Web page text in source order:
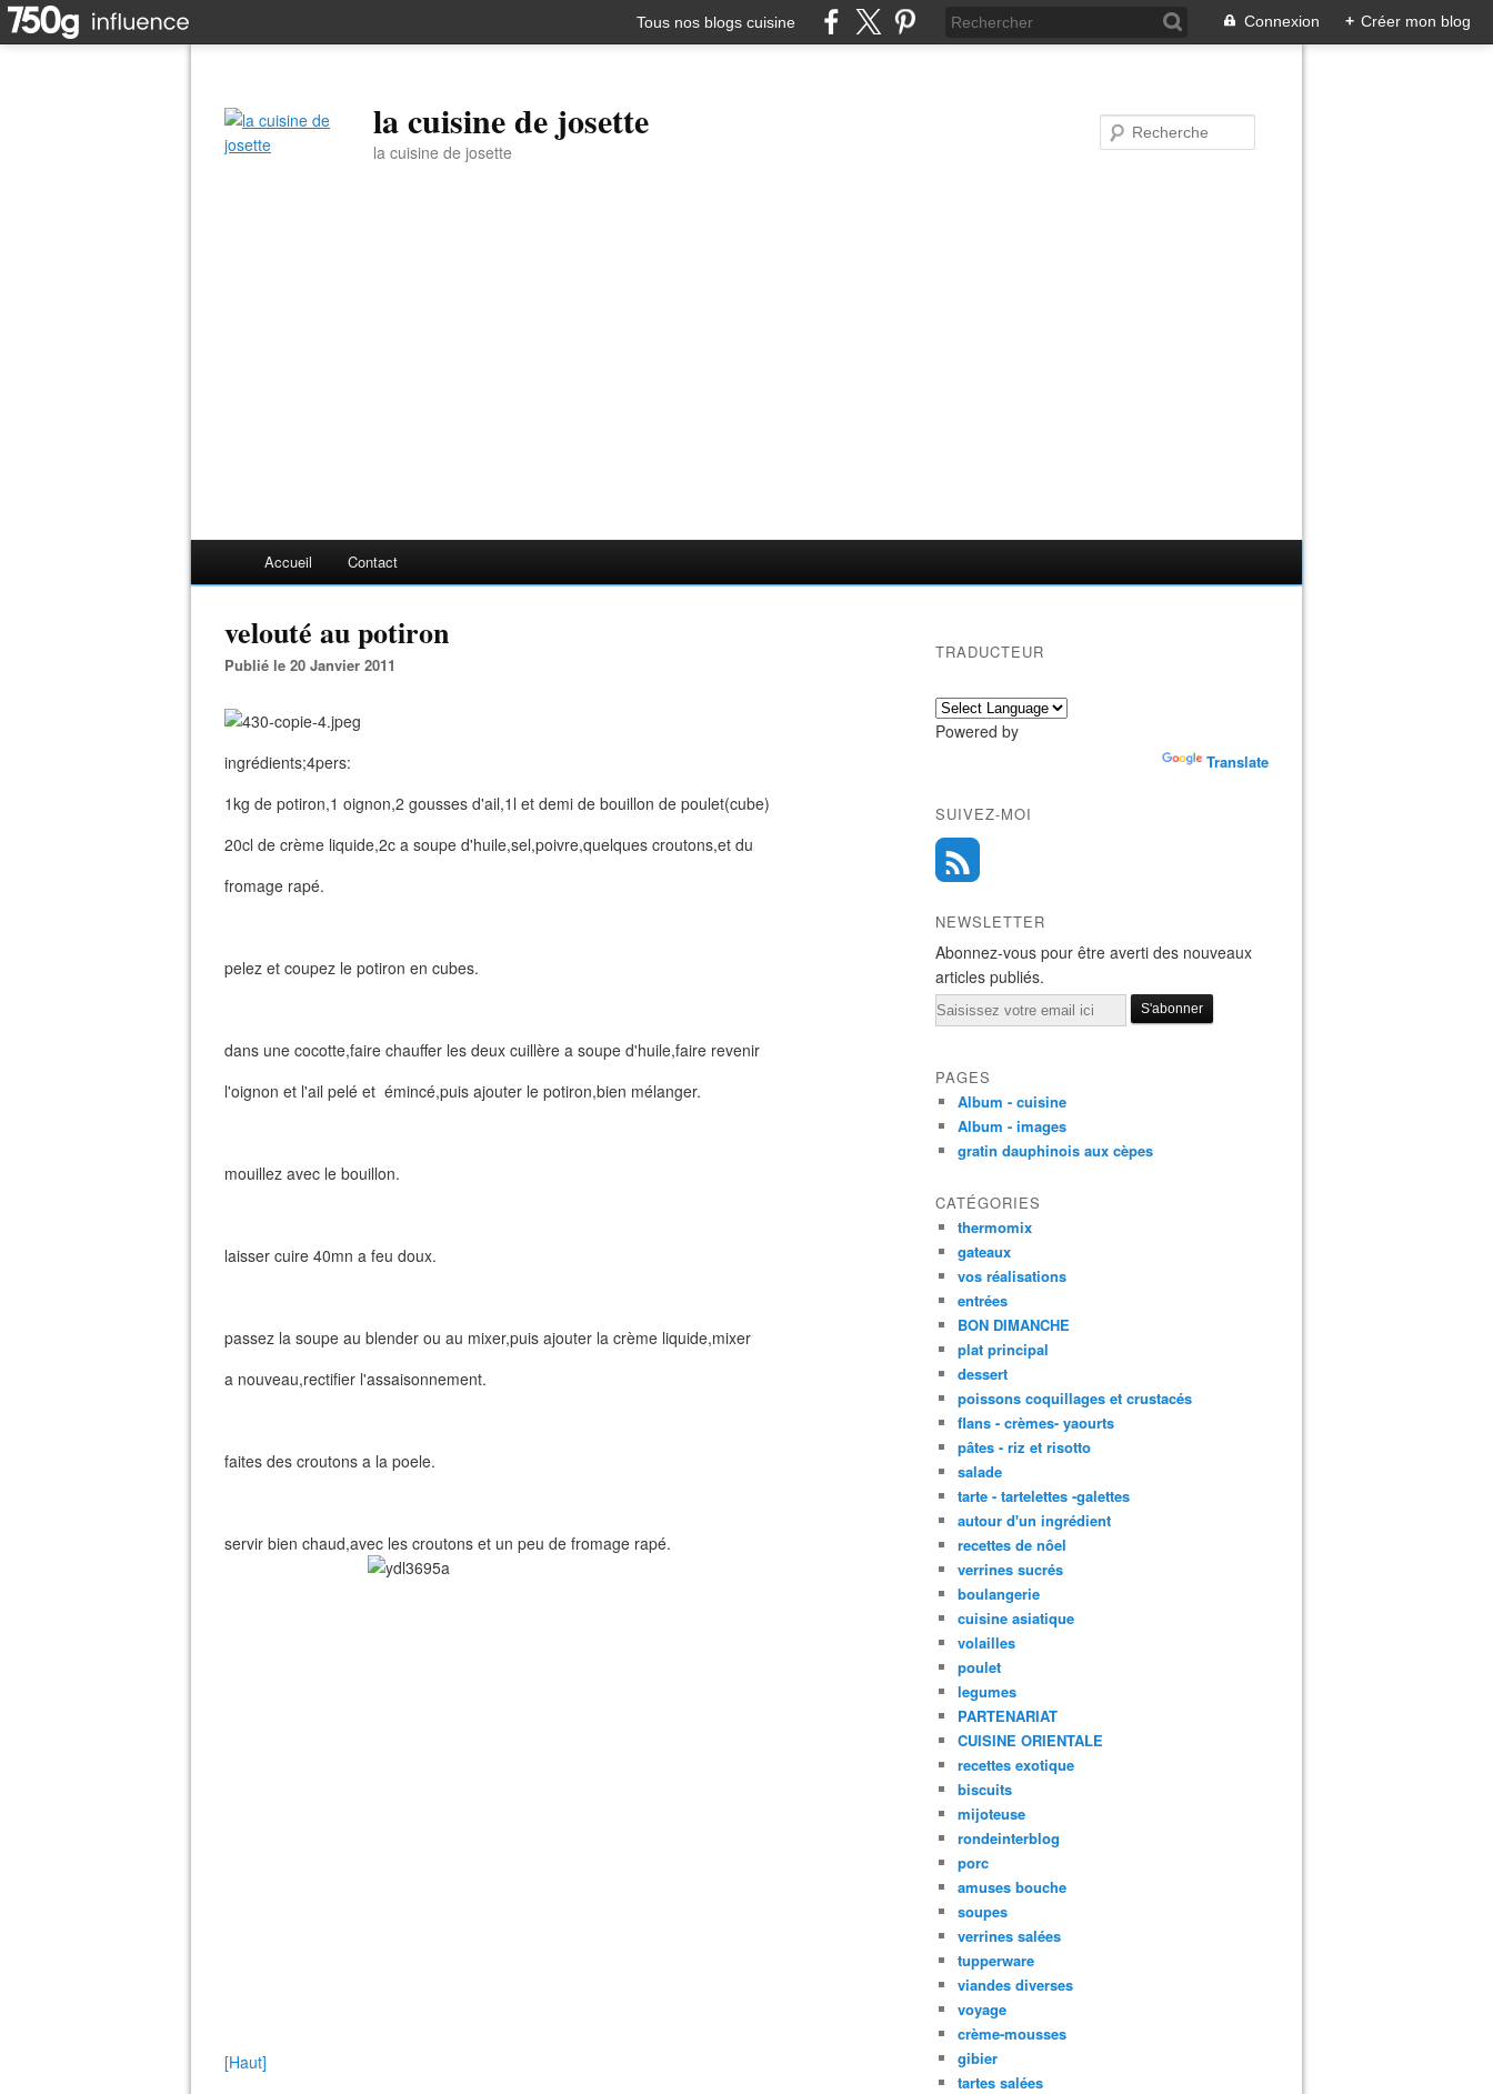
Tous nos blogs cuisine Connexion + Créer mon blog
la cuisine de josette
la cuisine de josette
Accueil Contact
velouté au potiron
Publié le 20 Janvier 2011
ingrédients;4pers:
1kg de potiron,1 oignon,2 gousses d'ail,1l et demi de bouillon de poulet(cube)
20cl de crème liquide,2c a soupe d'huile,sel,poivre,quelques croutons,et du
fromage rapé.
pelez et coupez le potiron en cubes.
dans une cocotte,faire chauffer les deux cuillère a soupe d'huile,faire revenir
l'oignon et l'ail pelé et émincé,puis ajouter le potiron,bien mélanger.
mouillez avec le bouillon.
laisser cuire 40mn a feu doux.
passez la soupe au blender ou au mixer,puis ajouter la crème liquide,mixer
a nouveau,rectifier l'assaisonnement.
faites des croutons a la poele.
servir bien chaud,avec les croutons et un peu de fromage rapé.
[Haut]
TRADUCTEUR
Powered by
Translate
SUIVEZ-MOI
NEWSLETTER
Abonnez-vous pour être averti des nouveaux
articles publiés.
Email
PAGES
Album - cuisine
Album - images
gratin dauphinois aux cèpes
CATÉGORIES
thermomix
gateaux
vos réalisations
entrées
BON DIMANCHE
plat principal
dessert
poissons coquillages et crustacés
flans - crèmes- yaourts
pâtes - riz et risotto
salade
tarte - tartelettes -galettes
autour d'un ingrédient
recettes de nôel
verrines sucrés
boulangerie
cuisine asiatique
volailles
poulet
legumes
PARTENARIAT
CUISINE ORIENTALE
recettes exotique
biscuits
mijoteuse
rondeinterblog
porc
amuses bouche
soupes
verrines salées
tupperware
viandes diverses
voyage
crème-mousses
gibier
tartes salées